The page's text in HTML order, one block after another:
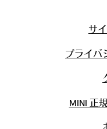
サ
プライバ
MINI 正